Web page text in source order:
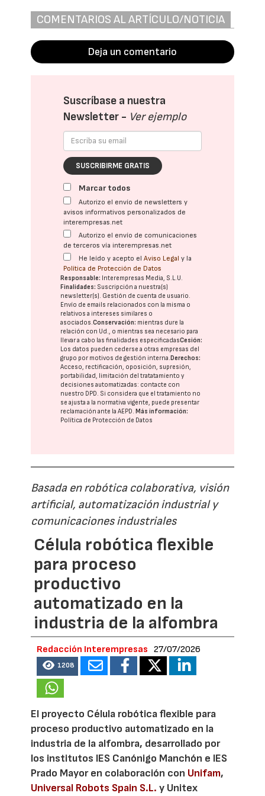
COMENTARIOS AL ARTÍCULO/NOTICIA
Deja un comentario
Suscríbase a nuestra
Newsletter - Ver ejemplo
SUSCRIBIRME GRATIS
Marcar todos
Autorizo el envío de newsletters y
avisos informativos personalizados de
interempresas.net
Autorizo el envío de comunicaciones
de terceros vía interempresas.net
He leído y acepto elAviso Legal y la
Política de Protección de Datos
Responsable: Interempresas Media, S.L.U.
Finalidades: Suscripción a nuestra(s)
newsletter(s). Gestión de cuenta de usuario.
Envío de emails relacionados con la misma o
relativos a intereses similares o
asociados.Conservación: mientras dure la
relación con Ud., o mientras sea necesario para
llevar a cabo las finalidades especificadasCesión:
Los datos pueden cederse a otras empresas del
grupo por motivos de gestión interna.Derechos:
Acceso, rectificación, oposición, supresión,
portabilidad, limitación del tratatamiento y
decisiones automatizadas: contacte con
nuestro DPD. Si considera que el tratamiento no
se ajusta a la normativa vigente, puede presentar
reclamación ante laAEPD.Más información:
Política de Protección de Datos
Basada en robótica colaborativa, visión
artificial, automatización industrial y
comunicaciones industriales
Célula robótica flexible
para proceso
productivo
automatizado en la
industria de la alfombra
Redacción Interempresas 27/07/2026
1208
El proyecto Célula robótica flexible para
proceso productivo automatizado en la
industria de la alfombra, desarrollado por
los institutos IES Canónigo Manchón e IES
Prado Mayor en colaboración con Unifam,
Universal Robots Spain S.L. y Unitex